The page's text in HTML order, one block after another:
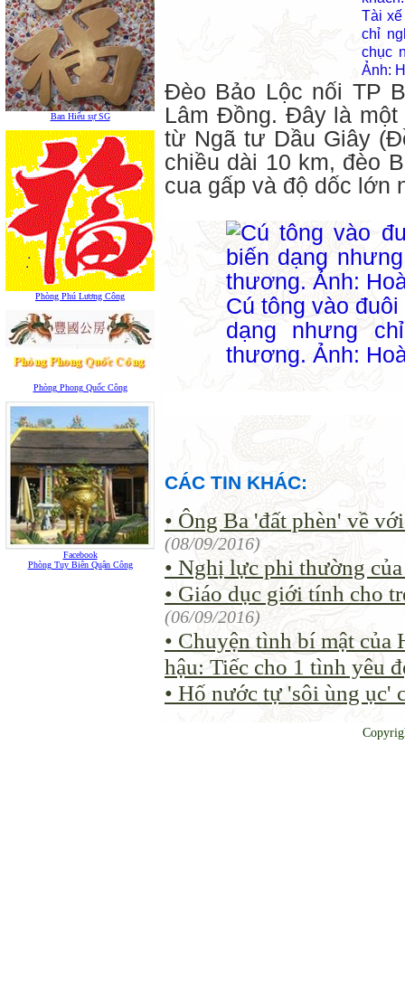
Ban Hiếu sự SG
Phòng Phú Lương Công
Phòng Phong Quốc Công
Facebook
Phòng Tuy Biên Quận Công
Tài
chỉ
chục
Ảnh:
Đèo Bảo Lộc nối TP
Lâm Đồng. Đây là
từ Ngã tư Dầu Giây
chiều dài 10 km, đèo
cua gấp và độ dốc lớn
Cú tông vào
dạng nhưng
thương. Ảnh:
CÁC TIN KHÁC:
• Ông Ba 'đất phèn' về
(08/09/2016)
• Nghị lực phi thường
• Giáo dục giới tính cho
(06/09/2016)
• Chuyện tình bí mật
hậu: Tiếc cho 1 tình yêu
• Hố nước tự 'sôi ùng ục'